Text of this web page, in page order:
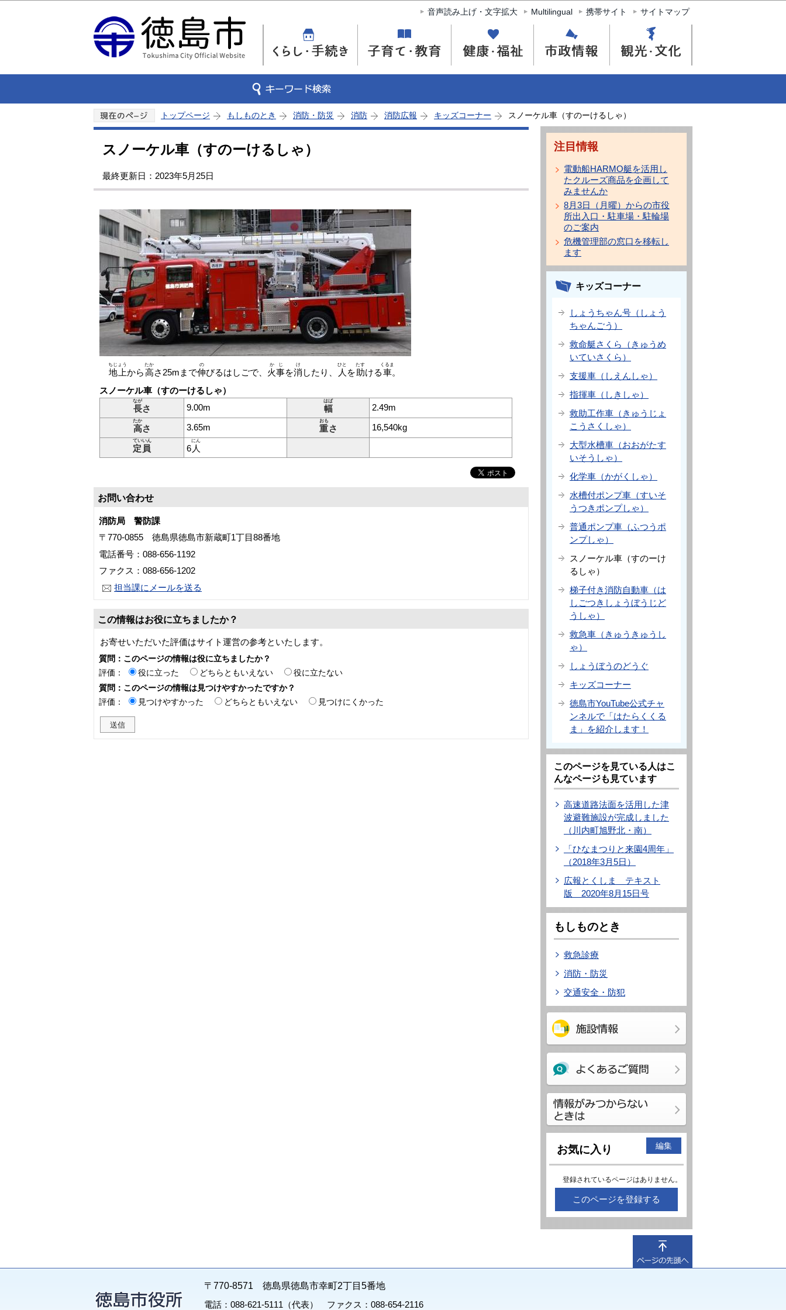
このページの本文へ移動
音声読み上げ・文字拡大 Multilingual 携帯サイト サイトマップ
トップページ もしものとき 消防・防災 消防 消防広報 キッズコーナー スノーケル車（すのーけるしゃ）
スノーケル車（すのーけるしゃ）
最終更新日：2023年5月25日
地上
ちじょう
から高
たか
さ25mまで伸
の
びるはしごで、 火事
かじ
を消
け
したり、 人
ひと
を助
たす
ける車
くるま
。
スノーケル車（すのーけるしゃ）
長
なが
さ 9.00m 幅
はば
2.49m
高
たか
さ 3.65m 重
おも
さ 16,540kg
定員
ていいん
6 人
にん
お問い合わせ
消防局 警防課
〒770-0855 徳島県徳島市新蔵町1丁目88番地
電話番号：088-656-1192
ファクス：088-656-1202
担当課にメールを送る
この情報はお役に立ちましたか？
お寄せいただいた評価はサイト運営の参考といたします。
質問：このページの情報は役に立ちましたか？
評価：
役に立った どちらともいえない
役に立たない
質問：このページの情報は見つけやすかったですか？
評価：
見つけやすかった どちらともいえない 見つけにくかった
注目情報
電動船HARMO艇を活用し
たクルーズ商品を企画して
みませんか
8月3日（月曜）からの市役
所出入口・駐車場・駐輪場
のご案内
危機管理部の窓口を移転し
ます
キッズコーナー
しょうちゃん号（しょう
ちゃんごう）
救命艇さくら（きゅうめ
いていさくら）
支援車（しえんしゃ）
指揮車（しきしゃ）
救助工作車（きゅうじょ
こうさくしゃ）
大型水槽車（おおがたす
いそうしゃ）
化学車（かがくしゃ）
水槽付ポンプ車（すいそ
うつきポンプしゃ）
普通ポンプ車（ふつうポ
ンプしゃ）
スノーケル車（すのーけ
るしゃ）
梯子付き消防自動車（は
しごつきしょうぼうじど
うしゃ）
救急車（きゅうきゅうし
ゃ）
しょうぼうのどうぐ
キッズコーナー
徳島市YouTube公式チャ
ンネルで「はたらくくる
ま」を紹介します！
このページを見ている人はこ
んなページも見ています
高速道路法面を活用した津
波避難施設が完成しました
（川内町旭野北・南）
「ひなまつりと来園4周年」
（2018年3月5日）
広報とくしま テキスト
版 2020年8月15日号
もしものとき
救急診療
消防・防災
交通安全・防犯
お気に入り 編集
登録されているページはありません。
このページを登録する
〒770-8571 徳島県徳島市幸町2丁目5番地
電話：088-621-5111（代表） ファクス：088-654-2116